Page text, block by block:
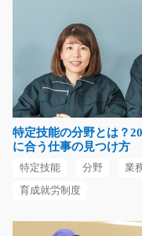
大人気！倉庫内でチ
ン作業なので未経験
長期（3ヶ月以上
時給1000円～
福岡県嘉麻市
古紙原料の選別、
急募
特定技能の分野とは？
に合う仕事の見つけ方
特定技能 分野 業
育成就労制度